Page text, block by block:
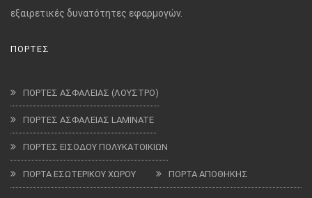
εξαιρετικές δυνατότητες εφαρμογών.
ΠΟΡΤΕΣ
ΠΟΡΤΕΣ ΑΣΦΑΛΕΙΑΣ (ΛΟΥΣΤΡΟ)
ΠΟΡΤΕΣ ΑΣΦΑΛΕΙΑΣ LAMINATE
ΠΟΡΤΕΣ ΕΙΣΟΔΟΥ ΠΟΛΥΚΑΤΟΙΚΙΩΝ
ΠΟΡΤΑ ΕΣΩΤΕΡΙΚΟΥ ΧΩΡΟΥ ΠΟΡΤΑ ΑΠΟΘΗΚΗΣ